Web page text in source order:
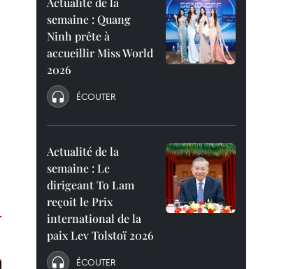
semaine : Quang
Ninh prête à
accueillir Miss World
2026
ÉCOUTER
Actualité de la
semaine : Le
dirigeant To Lam
reçoit le Prix
international de la
paix Lev Tolstoï 2026
ÉCOUTER